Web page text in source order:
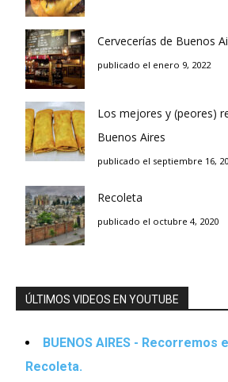
Cervecerías de Buenos
publicado el enero 9, 2022
Los mejores y (peores)
Buenos Aires
publicado el septiembre 16,
Recoleta
publicado el octubre 4, 2020
ÚLTIMOS VIDEOS EN YOUTUBE
BUENOS AIRES -
Recoleta.